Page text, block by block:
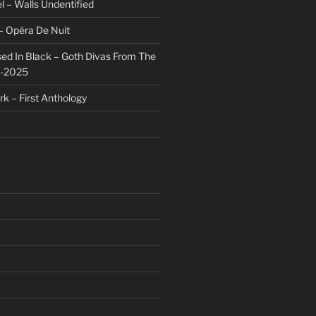
– Walls Undentified
Opéra De Nuit
In Black – Goth Divas From The
2025
– First Anthology